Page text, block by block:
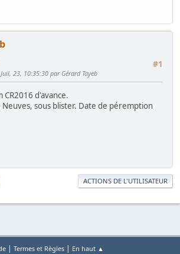
#1
23, 10:35:30 par Gérard Tayeb
CR2016 d'avance.
Neuves, sous blister. Date de péremption
ACTIONS DE L'UTILISATEUR
| Termes et Règles| En haut ▲